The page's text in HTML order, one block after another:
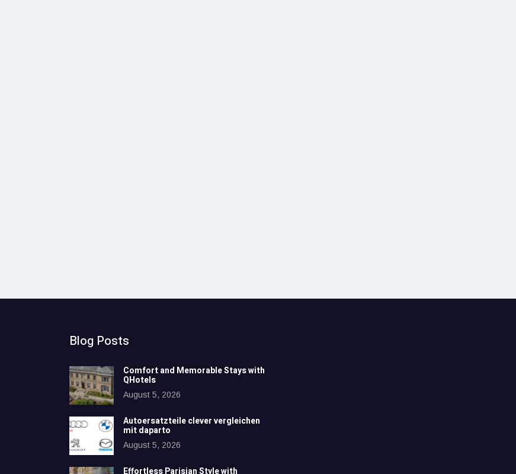
Blog Posts
Comfort and Memorable Stays with
QHotels
August 5, 2026
Autoersatzteile clever vergleichen
mit daparto
August 5, 2026
Effortless Parisian Style with